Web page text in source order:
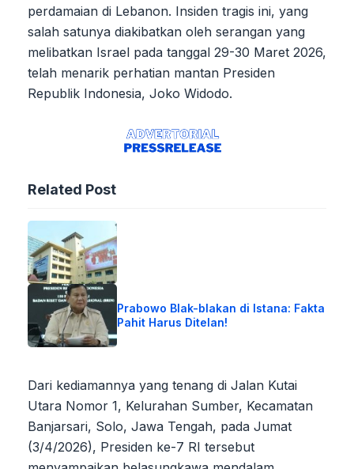
perdamaian di Lebanon. Insiden tragis ini, yang
salah satunya diakibatkan oleh serangan yang
melibatkan Israel pada tanggal 29-30 Maret 2026,
telah menarik perhatian mantan Presiden
Republik Indonesia, Joko Widodo.
Related Post
Prabowo Blak-blakan di Istana: Fakta
Pahit Harus Ditelan!
Dari kediamannya yang tenang di Jalan Kutai
Utara Nomor 1, Kelurahan Sumber, Kecamatan
Banjarsari, Solo, Jawa Tengah, pada Jumat
(3/4/2026), Presiden ke-7 RI tersebut